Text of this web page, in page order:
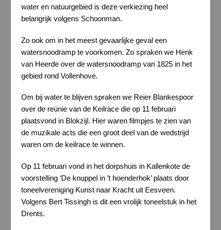
water en natuurgebied is deze verkiezing heel
belangrijk volgens Schoonman.
Zo ook om in het meest gevaarlijke geval een
watersnoodramp te voorkomen. Zo spraken we Henk
van Heerde over de watersnoodramp van 1825 in het
gebied rond Vollenhove.
Om bij water te blijven spraken we Reier Blankespoor
over de reünie van de Keilrace die op 11 februari
plaatsvond in Blokzijl. Hier waren filmpjes te zien van
de muzikale acts die een groot deel van de wedstrijd
waren om de keilrace te winnen.
Op 11 februari vond in het dorpshuis in Kallenkote de
voorstelling ‘De knuppel in ’t hoenderhok’ plaats door
toneelvereniging Kunst naar Kracht uit Eesveen.
Volgens Bert Tissingh is dit een vrolijk toneelstuk in het
Drents.